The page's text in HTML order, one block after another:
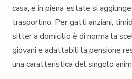
casa, e in piena estate si
trasportino. Per gatti anziani,
sitter a domicilio è di norma la
giovani e adattabili la pensione
una caratteristica del singolo